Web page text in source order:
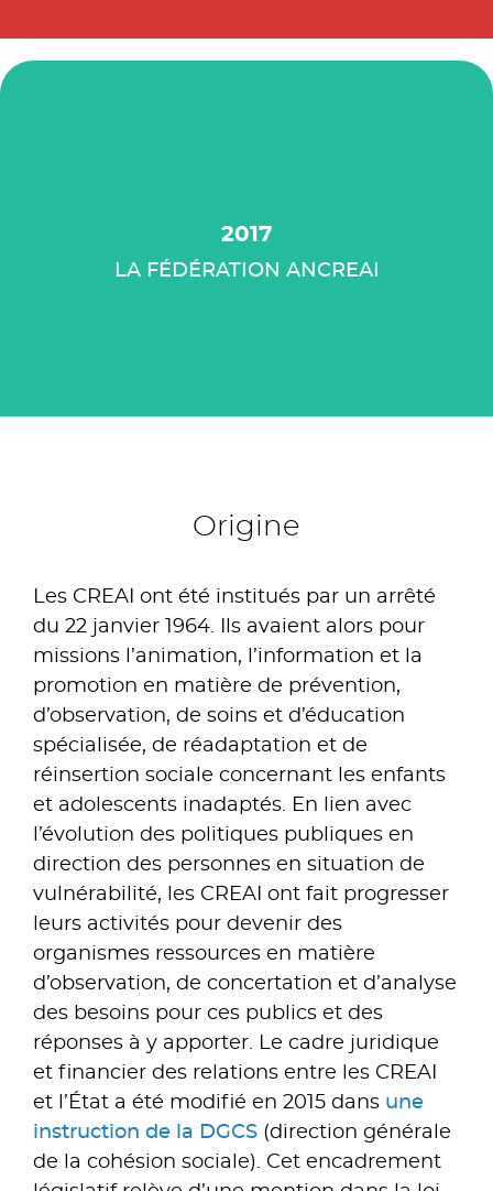
2017
LA FÉDÉRATION ANCREAI
Origine
Les CREAI ont été institués par un arrêté
du 22 janvier 1964. Ils avaient alors pour
missions l’animation, l’information et la
promotion en matière de prévention,
d’observation, de soins et d’éducation
spécialisée, de réadaptation et de
réinsertion sociale concernant les enfants
et adolescents inadaptés. En lien avec
l’évolution des politiques publiques en
direction des personnes en situation de
vulnérabilité, les CREAI ont fait progresser
leurs activités pour devenir des
organismes ressources en matière
d’observation, de concertation et d’analyse
des besoins pour ces publics et des
réponses à y apporter. Le cadre juridique
et financier des relations entre les CREAI
et l’État a été modifié en 2015 dans une
instruction de la DGCS (direction générale
de la cohésion sociale). Cet encadrement